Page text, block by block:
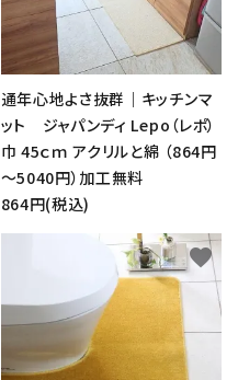
通年心地よさ抜群｜キッチンマ
ット ジャパンディ Lepo（レポ）
巾 45ｃｍ アクリルと綿 （864円
～5040円）加工無料
864円(税込)
favorite